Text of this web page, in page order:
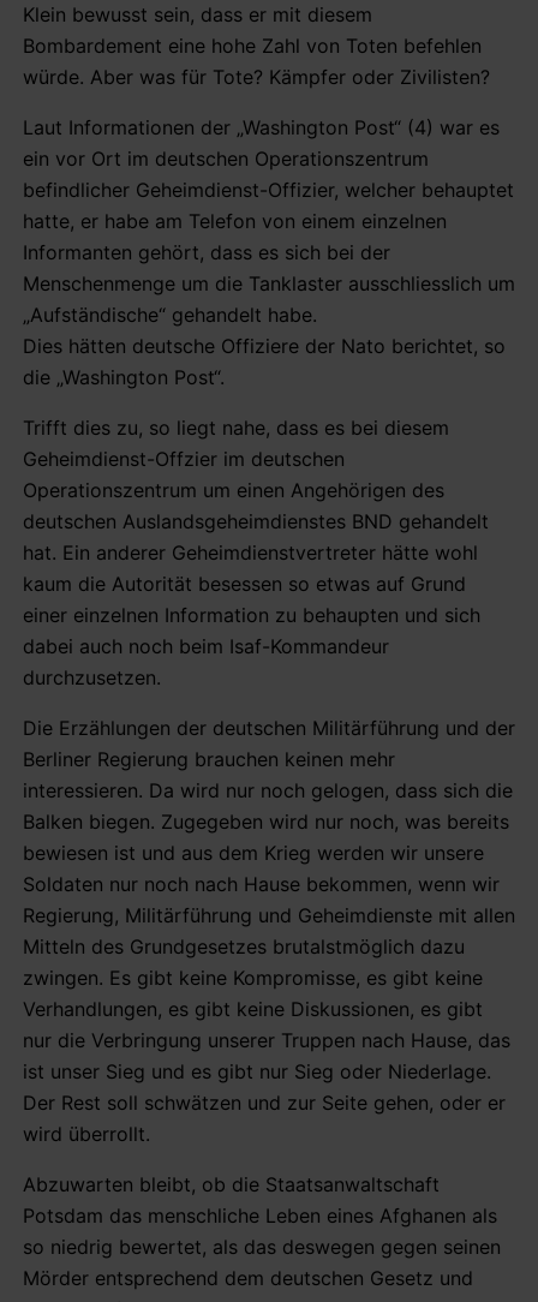
Klein bewusst sein, dass er mit diesem
Bombardement eine hohe Zahl von Toten befehlen
würde. Aber was für Tote? Kämpfer oder Zivilisten?
Laut Informationen der „Washington Post“ (4) war es
ein vor Ort im deutschen Operationszentrum
befindlicher Geheimdienst-Offizier, welcher behauptet
hatte, er habe am Telefon von einem einzelnen
Informanten gehört, dass es sich bei der
Menschenmenge um die Tanklaster ausschliesslich um
„Aufständische“ gehandelt habe.
Dies hätten deutsche Offiziere der Nato berichtet, so
die „Washington Post“.
Trifft dies zu, so liegt nahe, dass es bei diesem
Geheimdienst-Offzier im deutschen
Operationszentrum um einen Angehörigen des
deutschen Auslandsgeheimdienstes BND gehandelt
hat. Ein anderer Geheimdienstvertreter hätte wohl
kaum die Autorität besessen so etwas auf Grund
einer einzelnen Information zu behaupten und sich
dabei auch noch beim Isaf-Kommandeur
durchzusetzen.
Die Erzählungen der deutschen Militärführung und der
Berliner Regierung brauchen keinen mehr
interessieren. Da wird nur noch gelogen, dass sich die
Balken biegen. Zugegeben wird nur noch, was bereits
bewiesen ist und aus dem Krieg werden wir unsere
Soldaten nur noch nach Hause bekommen, wenn wir
Regierung, Militärführung und Geheimdienste mit allen
Mitteln des Grundgesetzes brutalstmöglich dazu
zwingen. Es gibt keine Kompromisse, es gibt keine
Verhandlungen, es gibt keine Diskussionen, es gibt
nur die Verbringung unserer Truppen nach Hause, das
ist unser Sieg und es gibt nur Sieg oder Niederlage.
Der Rest soll schwätzen und zur Seite gehen, oder er
wird überrollt.
Abzuwarten bleibt, ob die Staatsanwaltschaft
Potsdam das menschliche Leben eines Afghanen als
so niedrig bewertet, als das deswegen gegen seinen
Mörder entsprechend dem deutschen Gesetz und